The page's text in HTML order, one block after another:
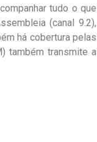
tudo o que
(canal 9.2),
há cobertura pelas
também transmite a